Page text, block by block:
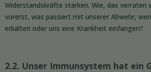
Widerstandskräfte stärken. Wie, das verraten
vorerst, was passiert mit unserer Abwehr,
erkälten oder uns eine Krankheit einfangen?
2.2. Unser Immunsystem hat ein